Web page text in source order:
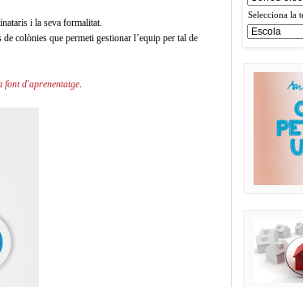
i la seva formalitat.
colònies que permeti gestionar l’equip per tal de
font d'aprenentatge.
Selecciona la